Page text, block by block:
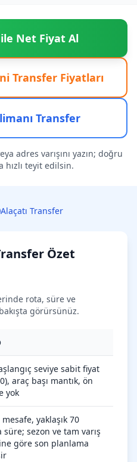
Net Fiyat Al
Transfer Fiyatları
Transfer
adres varışını yazın; doğru
hızlı teyit edilsin.
Alaçatı Transfer
Özet
rota, süre ve
görürsünüz.
seviye sabit fiyat
araç başı mantık, ön
yok
yaklaşık 70
süre; sezon ve tam varış
göre son planlama